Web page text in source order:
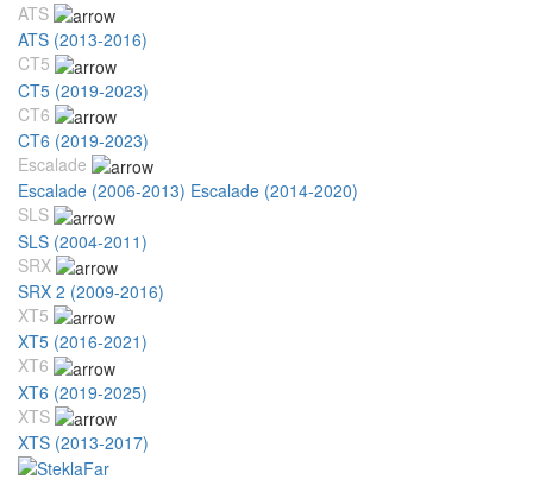
ATS
ATS (2013-2016)
CT5
CT5 (2019-2023)
CT6
CT6 (2019-2023)
Escalade
Escalade (2006-2013) Escalade (2014-2020)
SLS
SLS (2004-2011)
SRX
SRX 2 (2009-2016)
XT5
XT5 (2016-2021)
XT6
XT6 (2019-2025)
XTS
XTS (2013-2017)